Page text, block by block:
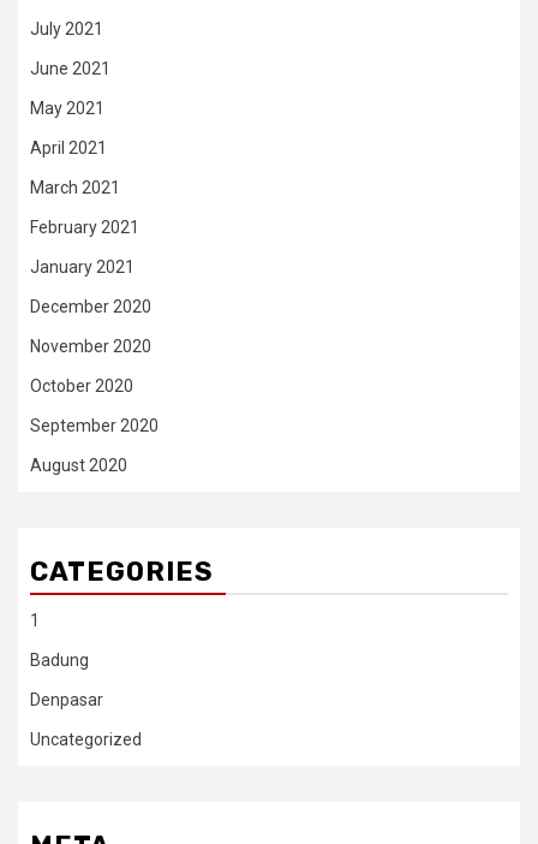
July 2021
June 2021
May 2021
April 2021
March 2021
February 2021
January 2021
December 2020
November 2020
October 2020
September 2020
August 2020
CATEGORIES
1
Badung
Denpasar
Uncategorized